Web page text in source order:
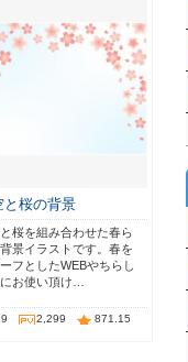
と桜の背景
桜を組み合わせた春ら
景イラストです。春を
フとしたWEBやちらし
お使い頂け…
2,299 871.15